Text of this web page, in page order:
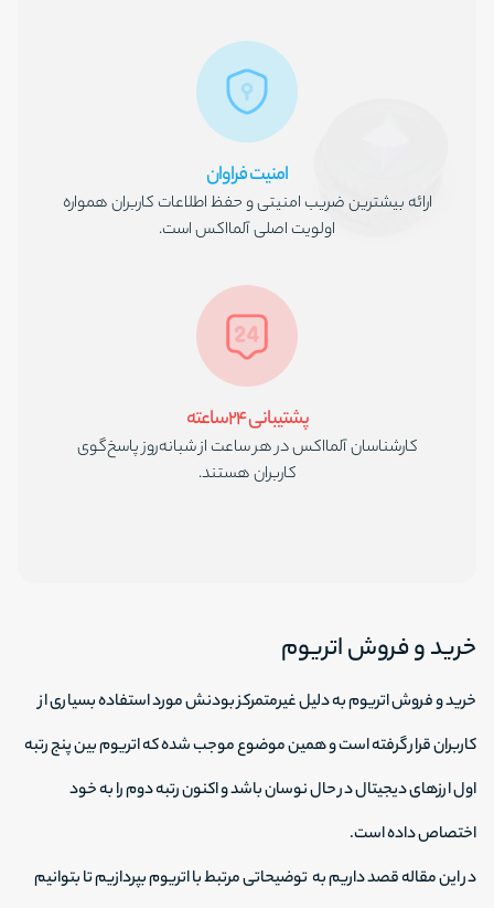
امنیت فراوان
ارائه بیشترین ضریب امنیتی و حفظ اطلاعات کاربران همواره
اولویت اصلی آلمااکس است.
پشتیبانی ۲۴ساعته
کارشناسان آلمااکس در هر ساعت از شبانه‌روز پاسخ‌گوی
کاربران هستند.
خرید و فروش اتریوم
خرید و فروش اتریوم به دلیل غیرمتمرکز بودنش مورد استفاده بسیاری از
کاربران قرار گرفته است و همین موضوع موجب شده که اتریوم بین پنج رتبه
اول ارزهای دیجیتال در حال نوسان باشد و اکنون رتبه دوم را به خود
اختصاص داده است.
در این مقاله قصد داریم به توضیحاتی مرتبط با اتریوم بپردازیم تا بتوانیم